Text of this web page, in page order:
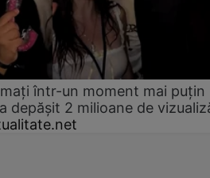
într-un moment mai puțin
depășit 2 milioane de